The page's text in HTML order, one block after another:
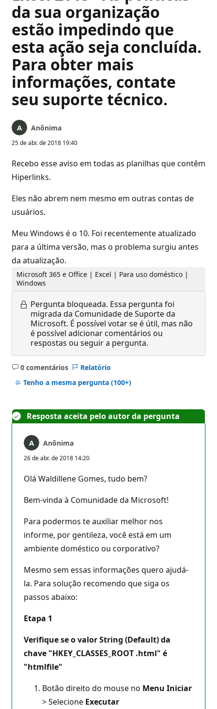
da sua organização
estão impedindo que
esta ação seja concluída.
Para obter mais
informações, contate
seu suporte técnico.
Anônima
25 de abr. de 2018 19:40
Recebo esse aviso em todas as planilhas que contêm
Hiperlinks.
Eles não abrem nem mesmo em outras contas de
usuários.
Meu Windows é o 10. Foi recentemente atualizado
para a última versão, mas o problema surgiu antes
da atualização.
Microsoft 365 e Office | Excel | Para uso doméstico |
Windows
Pergunta bloqueada. Essa pergunta foi
migrada da Comunidade de Suporte da
Microsoft. É possível votar se é útil, mas não
é possível adicionar comentários ou
respostas ou seguir a pergunta.
0 comentários
Sem
comentários
Relatório
Tenho a mesma pergunta (100+)
Resposta aceita pelo autor da pergunta
Anônima
26 de abr. de 2018 14:20
Olá Waldillene Gomes, tudo bem?
Bem-vinda à Comunidade da Microsoft!
Para podermos te auxiliar melhor nos
informe, por gentileza, você está em um
ambiente doméstico ou corporativo?
Mesmo sem essas informações quero ajudá-
la. Para solução recomendo que siga os
passos abaixo:
Etapa 1
Verifique se o valor String (Default) da
chave "HKEY_CLASSES_ROOT .html" é
"htmlfile"
Botão direito do mouse no Menu Iniciar
> Selecione Executar